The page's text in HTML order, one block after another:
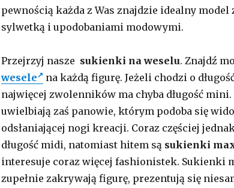
pewnością każda z Was znajdzie idealny model
sylwetką i upodobaniami modowymi.
Przejrzyj nasze sukienki na weselu. Znajdź
wesele
na każdą figurę. Jeżeli chodzi o
najwięcej zwolenników ma chyba długość
uwielbiają zaś panowie, którym podoba się
odsłaniającej nogi kreacji. Coraz częściej
długość midi, natomiast hitem są sukienki
interesuje coraz więcej fashionistek. Sukienki
zupełnie zakrywają figurę, prezentują się